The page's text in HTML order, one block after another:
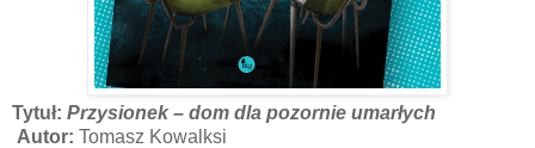
Tytuł: Przysionek – dom dla pozornie umarłych
Autor: Tomasz Kowalksi